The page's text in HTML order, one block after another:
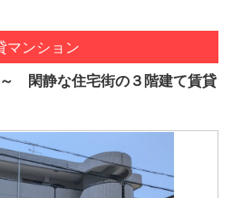
マンション
閑静な住宅街の３階建て賃貸